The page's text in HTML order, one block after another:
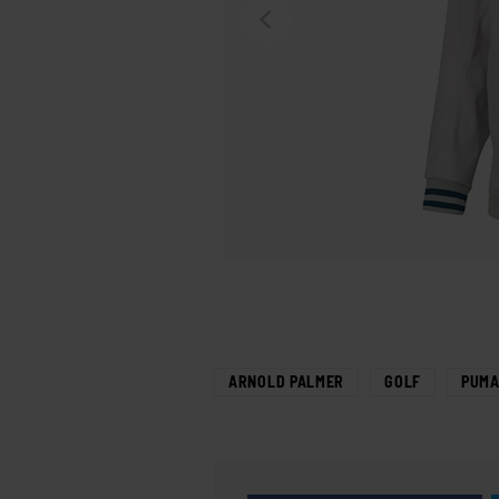
ARNOLD PALMER GOLF PUMA